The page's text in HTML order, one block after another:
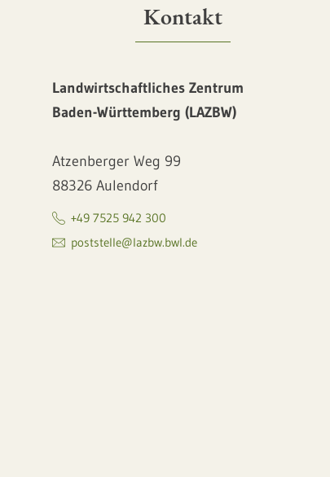
Kontakt
Landwirtschaftliches Zentrum
Baden-Württemberg (LAZBW)
Atzenberger Weg 99
88326 Aulendorf
+49 7525 942 300
poststelle@lazbw.bwl.de